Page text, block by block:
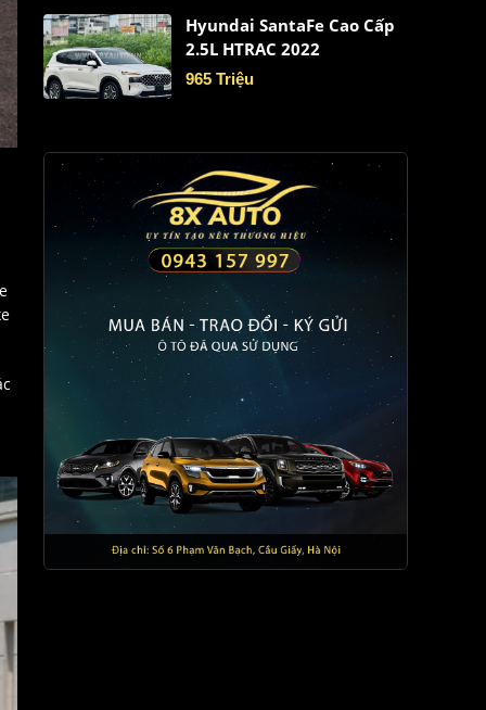
Hyundai SantaFe Cao Cấp
2.5L HTRAC 2022
965 Triệu